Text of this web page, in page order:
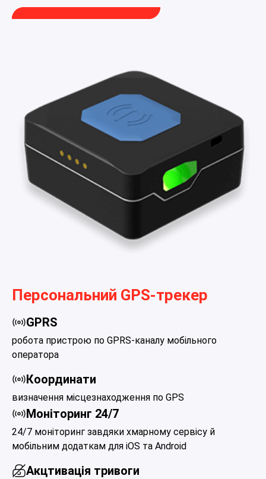
Персональний GPS-трекер
GPRS
робота пристрою по GPRS-каналу мобільного
оператора
Координати
визначення місцезнаходження по GPS
Моніторинг 24/7
24/7 моніторинг завдяки хмарному сервісу й
мобільним додаткам для iOS та Android
Акцтивація тривоги